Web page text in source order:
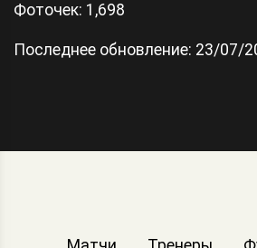
Фоточек: 1,698
Последнее обновление: 23/07/